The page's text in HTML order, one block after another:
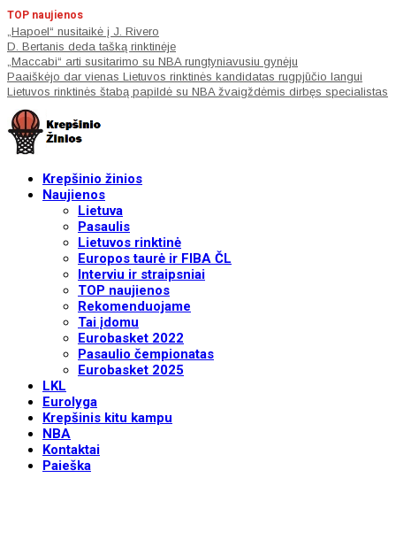
TOP naujienos
„Hapoel“ nusitaikė į J. Rivero
D. Bertanis deda tašką rinktinėje
„Maccabi“ arti susitarimo su NBA rungtyniavusiu gynėju
Paaiškėjo dar vienas Lietuvos rinktinės kandidatas rugpjūčio langui
Lietuvos rinktinės štabą papildė su NBA žvaigždėmis dirbęs specialistas
Krepšinio žinios
Naujienos
Lietuva
Pasaulis
Lietuvos rinktinė
Europos taurė ir FIBA ČL
Interviu ir straipsniai
TOP naujienos
Rekomenduojame
Tai įdomu
Eurobasket 2022
Pasaulio čempionatas
Eurobasket 2025
LKL
Eurolyga
Krepšinis kitu kampu
NBA
Kontaktai
Paieška